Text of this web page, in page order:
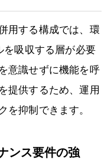
用する構成では、環
を吸収する層が必要
意識せずに機能を呼
提供するため、運用
を抑制できます。
ンス要件の強